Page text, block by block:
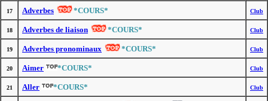
17 Adverbes *COURS* Club
18 Adverbes de liaison *COURS* Club
19 Adverbes pronominaux *COURS* Club
20 Aimer *COURS* Club
21 Aller *COURS* Club